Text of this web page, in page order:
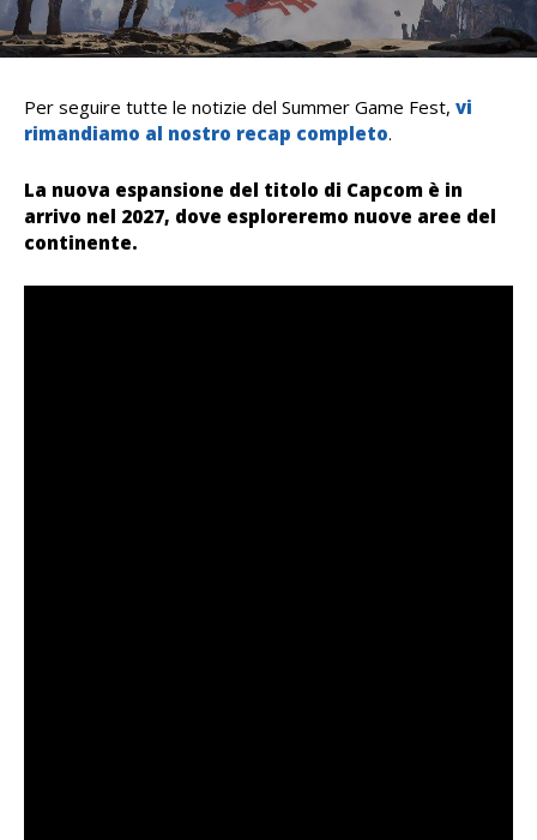
Per seguire tutte le notizie del Summer Game Fest, vi
rimandiamo al nostro recap completo.
La nuova espansione del titolo di Capcom è in
arrivo nel 2027, dove esploreremo nuove aree del
continente.